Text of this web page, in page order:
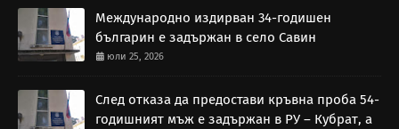
Международно издирван 34-годишен
българин е задържан в село Савин
юли 25, 2026
След отказа да предостави кръвна проба 54-
годишният мъж е задържан в РУ – Кубрат, а